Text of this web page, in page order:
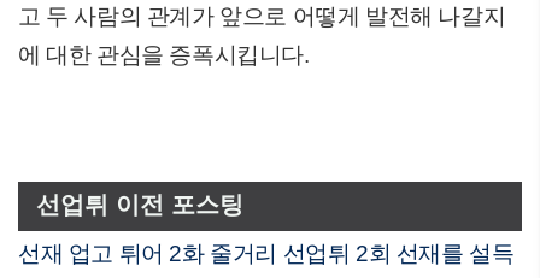
고 두 사람의 관계가 앞으로 어떻게 발전해 나갈지
에 대한 관심을 증폭시킵니다.
선업튀 이전 포스팅
선재 업고 튀어 2화 줄거리 선업튀 2회 선재를 설득